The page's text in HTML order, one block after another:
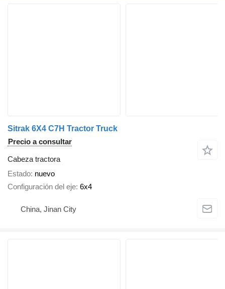
Sitrak 6X4 C7H Tractor Truck
Precio a consultar
Cabeza tractora
Estado nuevo
Configuración del eje 6x4
China, Jinan City